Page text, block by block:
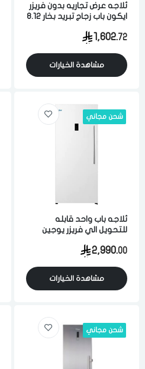
ثلاجه عرض تجاريه بدون فريزر
ايكون باب زجاج تبريد بخار 8.12
1,602.72
مشاهدة الخيارات
شحن مجاني
ثلاجه باب واحد قابله
للتحويل الي فريزر يوجين
انفيرتر ابيض
2,990.00
مشاهدة الخيارات
شحن مجاني